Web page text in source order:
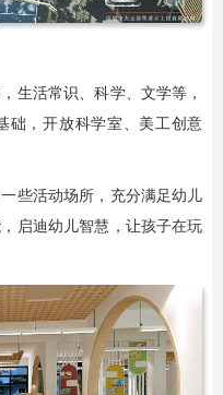
生活常识、科学、文学等，
础，开放科学室、美工创意
些活动场所，充分满足幼儿
启迪幼儿智慧，让孩子在玩